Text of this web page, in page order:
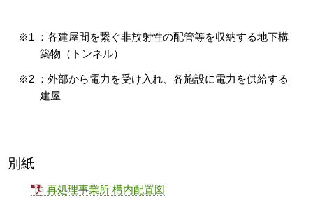
※1
：各建屋間を繋ぐ非放射性の配管等を収納する地下構
築物（トンネル）
※2 ：外部から電力を受け入れ、各施設に電力を供給する
建屋
別紙
再処理事業所 構内配置図